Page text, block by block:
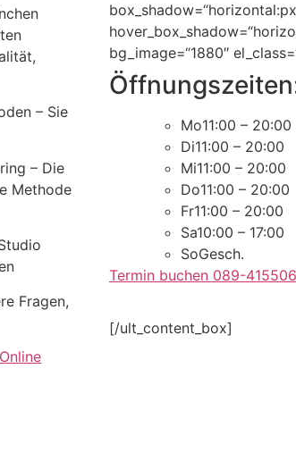
– Sie
– Die
Methode
Fragen,
Online
bg_image=“1880″
Mo11:00 – 20:00
Di11:00 – 20:00
Mi11:00 – 20:00
Do11:00 – 20:00
Fr11:00 – 20:00
Sa10:00 – 17:00
SoGesch.
Termin buchen 089-
[/ult_content_box]